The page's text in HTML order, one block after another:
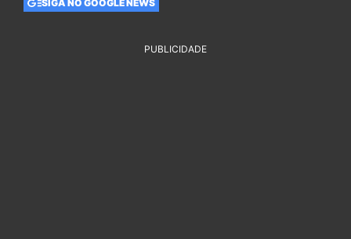
SIGA NO GOOGLE NEWS
PUBLICIDADE